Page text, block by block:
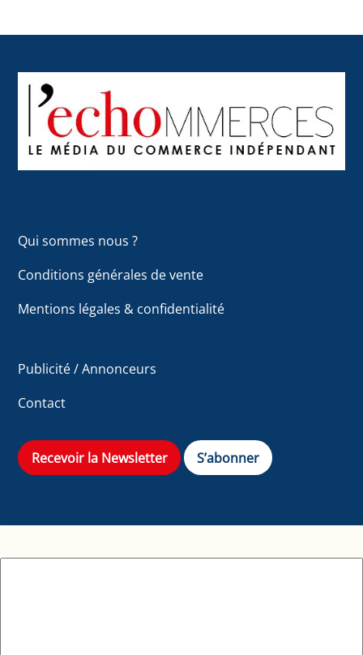
To
Top
Qui sommes nous ?
Conditions générales de vente
Mentions légales & confidentialité
Publicité / Annonceurs
Contact
Recevoir la Newsletter S’abonner